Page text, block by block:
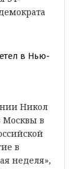
в Нью-
Никол
Москвы в
в
неделя»,